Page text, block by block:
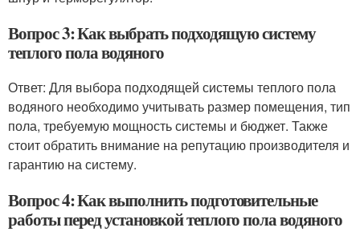
Вопрос 3: Как выбрать подходящую систему
теплого пола водяного
Ответ: Для выбора подходящей системы теплого пола
водяного необходимо учитывать размер помещения, тип
пола, требуемую мощность системы и бюджет. Также
стоит обратить внимание на репутацию производителя и
гарантию на систему.
Вопрос 4: Как выполнить подготовительные
работы перед установкой теплого пола водяного